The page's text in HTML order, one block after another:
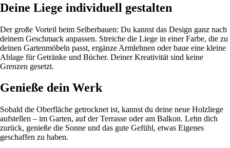
Deine Liege individuell gestalten
Der große Vorteil beim Selberbauen: Du kannst das Design ganz nach
deinem Geschmack anpassen. Streiche die Liege in einer Farbe, die zu
deinen Gartenmöbeln passt, ergänze Armlehnen oder baue eine kleine
Ablage für Getränke und Bücher. Deiner Kreativität sind keine
Grenzen gesetzt.
Genieße dein Werk
Sobald die Oberfläche getrocknet ist, kannst du deine neue Holzliege
aufstellen – im Garten, auf der Terrasse oder am Balkon. Lehn dich
zurück, genieße die Sonne und das gute Gefühl, etwas Eigenes
geschaffen zu haben.